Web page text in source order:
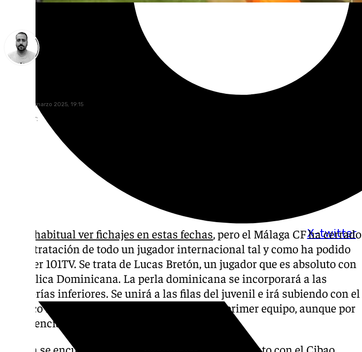
X-twitter
viernes, 28 marzo 2025, 19:15
Compartir:
No es habitual ver fichajes en estas fechas, pero el Málaga CF ha cerrado
la contratación de todo un jugador internacional tal y como ha podido
conocer 101TV. Se trata de Lucas Bretón, un jugador que es absoluto con
República Dominicana. La perla dominicana se incorporará a las
categorías inferiores. Se unirá a las filas del juvenil e irá subiendo con el
Atlético Malagueño. A priori no sería para el primer equipo, aunque por
su potencial no sería descartable verle pronto.
Bretón se encuentra sin equipo tras terminar contrato con el Cibao,